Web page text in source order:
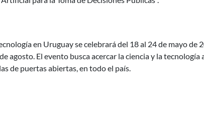
2026
en Uruguay se celebrará del 18 al 24 de mayo de
agosto. El evento busca acercar la ciencia y la tecnología
de puertas abiertas, en todo el país.
y estrés